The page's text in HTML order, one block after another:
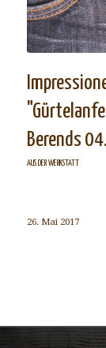
Berends
AUS DER WERKSTATT
26. Mai 2017